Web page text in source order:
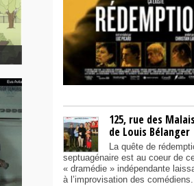
125, rue des
de Louis Bélanger
La quête de
septuagénaire est au coeur de
« dramédie » indépendante
à l’improvisation des comédiens.